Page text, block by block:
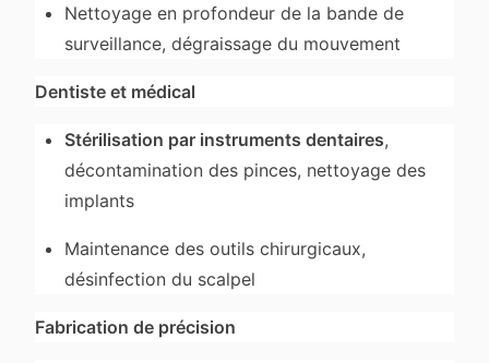
Nettoyage en profondeur de la bande de
surveillance, dégraissage du mouvement
Dentiste et médical
Stérilisation par instruments dentaires,
décontamination des pinces, nettoyage des
implants
Maintenance des outils chirurgicaux,
désinfection du scalpel
Fabrication de précision